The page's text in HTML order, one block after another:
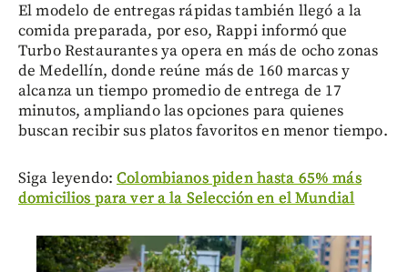
El modelo de entregas rápidas también llegó a la
comida preparada, por eso, Rappi informó que
Turbo Restaurantes ya opera en más de ocho zonas
de Medellín, donde reúne más de 160 marcas y
alcanza un tiempo promedio de entrega de 17
minutos, ampliando las opciones para quienes
buscan recibir sus platos favoritos en menor tiempo.
Siga leyendo:Colombianos piden hasta 65% más
domicilios para ver a la Selección en el Mundial